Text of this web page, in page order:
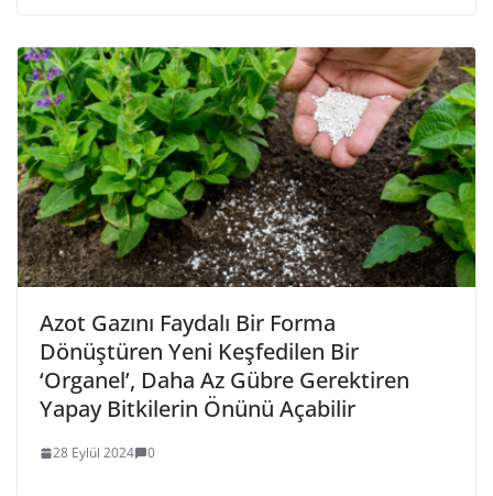
Azot Gazını Faydalı Bir Forma
Dönüştüren Yeni Keşfedilen Bir
‘Organel’, Daha Az Gübre Gerektiren
Yapay Bitkilerin Önünü Açabilir
28 Eylül 2024 0